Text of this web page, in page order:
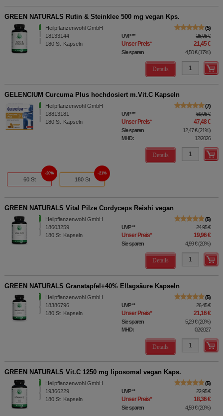
GREEN NATURALS Rutin & Steinklee 500 mg vegan Kps.
Heilpflanzenwohl GmbH
18133144
180 St Kapseln
5
UVP** 25,95 €
Unser Preis* 21,45 €
Sie sparen 4,50 €(17%)
Details
GELENCIUM Curcuma Plus hochdosiert m.Vit.C Kapseln
Heilpflanzenwohl GmbH
18813181
180 St Kapseln
7
UVP** 59,95 €
Unser Preis* 47,48 €
Sie sparen 12,47 €(21%)
MHD:
12/2026
Details
60 St
20%
180 St
21%
GREEN NATURALS Vital Pilze Cordyceps Reishi vegan
Heilpflanzenwohl GmbH
18603259
180 St Kapseln
5
UVP** 24,95 €
Unser Preis* 19,96 €
Sie sparen 4,99 €(20%)
Details
GREEN NATURALS Granatapfel+40% Ellagsäure Kapseln
Heilpflanzenwohl GmbH
18386796
180 St Kapseln
5
UVP** 26,45 €
Unser Preis* 21,16 €
Sie sparen 5,29 €(20%)
MHD:
02/2027
Details
GREEN NATURALS Vit.C 1250 mg liposomal vegan Kaps.
Heilpflanzenwohl GmbH
19366229
180 St Kapseln
5
UVP** 22,95 €
Unser Preis* 18,36 €
Sie sparen 4,59 €(20%)